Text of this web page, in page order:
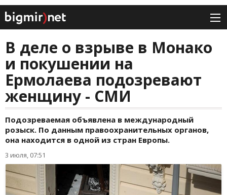
В деле о взрыве в Монако
и покушении на
Ермолаева подозревают
женщину - СМИ
Подозреваемая объявлена в международный
розыск. По данным правоохранительных органов,
она находится в одной из стран Европы.
3 июля, 07:51